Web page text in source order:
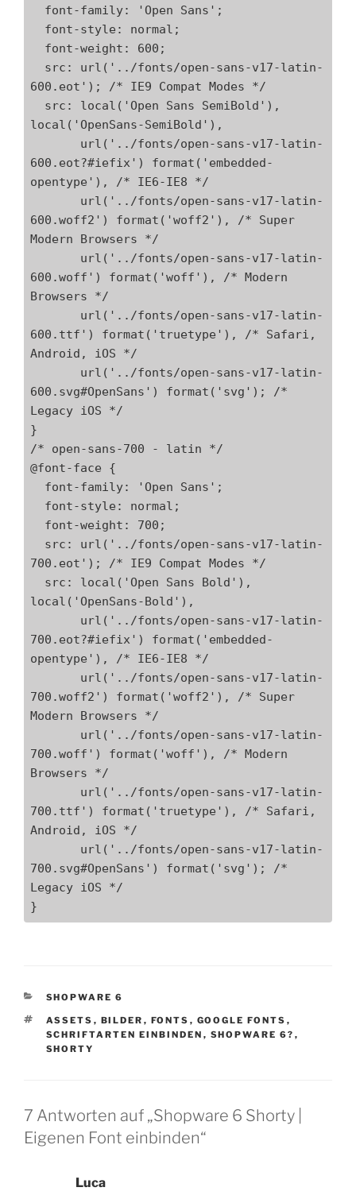
600.eot'); /* IE9 Compat Modes */
local('OpenSans-SemiBold'),
600.eot?#iefix') format('embedded-
opentype'), /* IE6-IE8 */
600.woff2') format('woff2'), /* Super
Modern Browsers */
600.woff') format('woff'), /* Modern
Browsers */
600.ttf') format('truetype'), /* Safari,
Android, iOS */
600.svg#OpenSans') format('svg'); /*
Legacy iOS */
}
/* open-sans-700 - latin */
@font-face {
700.eot'); /* IE9 Compat Modes */
local('OpenSans-Bold'),
700.eot?#iefix') format('embedded-
opentype'), /* IE6-IE8 */
700.woff2') format('woff2'), /* Super
Modern Browsers */
700.woff') format('woff'), /* Modern
Browsers */
700.ttf') format('truetype'), /* Safari,
Android, iOS */
700.svg#OpenSans') format('svg'); /*
Legacy iOS */
}
KATEGORIEN
SHOPWARE 6
SCHLAGWÖRTER
ASSETS , BILDER , FONTS , GOOGLE FONTS ,
SCHRIFTARTEN EINBINDEN , SHOPWARE 6? ,
SHORTY
7 Antworten auf „Shopware 6 Shorty |
Eigenen Font einbinden“
Luca